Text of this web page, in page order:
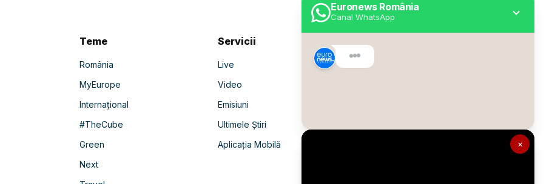
×
Euronews România
Canal WhatsApp
Teme
România
MyEurope
Internațional
#TheCube
Green
Next
Servicii
Live
Video
Emisiuni
Ultimele Știri
Aplicația Mobilă
Despre Euronews